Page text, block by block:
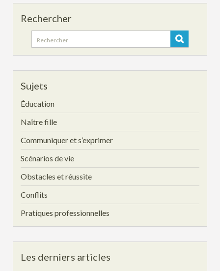
Rechercher
Search
for:
Sujets
Éducation
Naître fille
Communiquer et s’exprimer
Scénarios de vie
Obstacles et réussite
Conflits
Pratiques professionnelles
Les derniers articles